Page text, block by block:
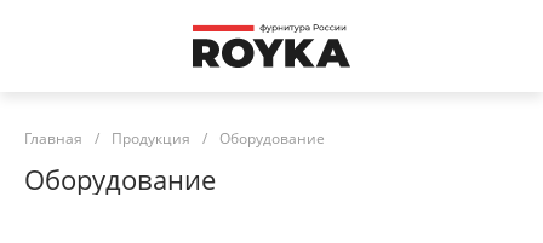
Главная / Продукция / Оборудование
Оборудование